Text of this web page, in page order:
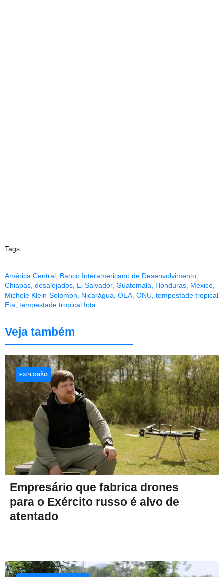
Tags:
América Central Banco Interamericano de Desenvolvimento
Chiapas desalojados El Salvador, Guatemala Honduras México
Michele Klein-Solomon
Nicarágua OEA ONU tempestade tropical
Eta tempestade tropical Iota
Veja também
Empresário que fabrica drones
para o Exército russo é alvo de
atentado
EXPLOSÃO